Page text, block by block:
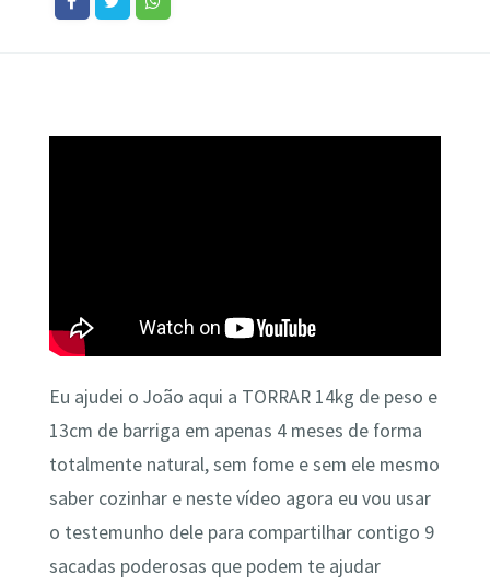
Eu ajudei o João aqui a TORRAR 14kg de peso e
13cm de barriga em apenas 4 meses de forma
totalmente natural, sem fome e sem ele mesmo
saber cozinhar e neste vídeo agora eu vou usar
o testemunho dele para compartilhar contigo 9
sacadas poderosas que podem te ajudar